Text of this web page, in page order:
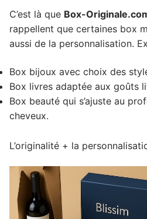
C’est là que Box-
rappellent que certaines box
aussi de la personnalisation.
Box bijoux avec choix des
Box livres adaptée aux goûts
Box beauté qui s’ajuste au
cheveux.
L’originalité + la